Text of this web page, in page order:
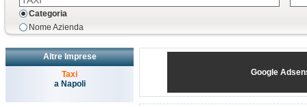
Categoria
Nome Azienda
Altre Imprese
Taxi
a Napoli
Google